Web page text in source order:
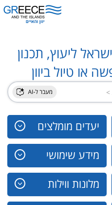
ליעוץ, תכנון
או טיול ביוון
יעדים מומלצים
מידע שימושי
מלונות ווילות